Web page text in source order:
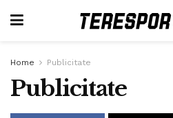
Home Publicitate
Publicitate